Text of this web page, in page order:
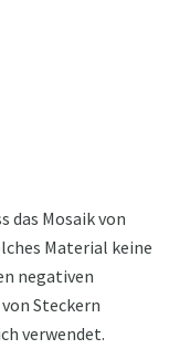
das Mosaik von
Material keine
negativen
Steckern
verwendet.